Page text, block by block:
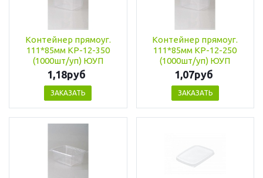
Контейнер прямоуг.
111*85мм КР-12-350
(1000шт/уп) ЮУП
1,18руб
ЗАКАЗАТЬ
Контейнер прямоуг.
111*85мм КР-12-250
(1000шт/уп) ЮУП
1,07руб
ЗАКАЗАТЬ